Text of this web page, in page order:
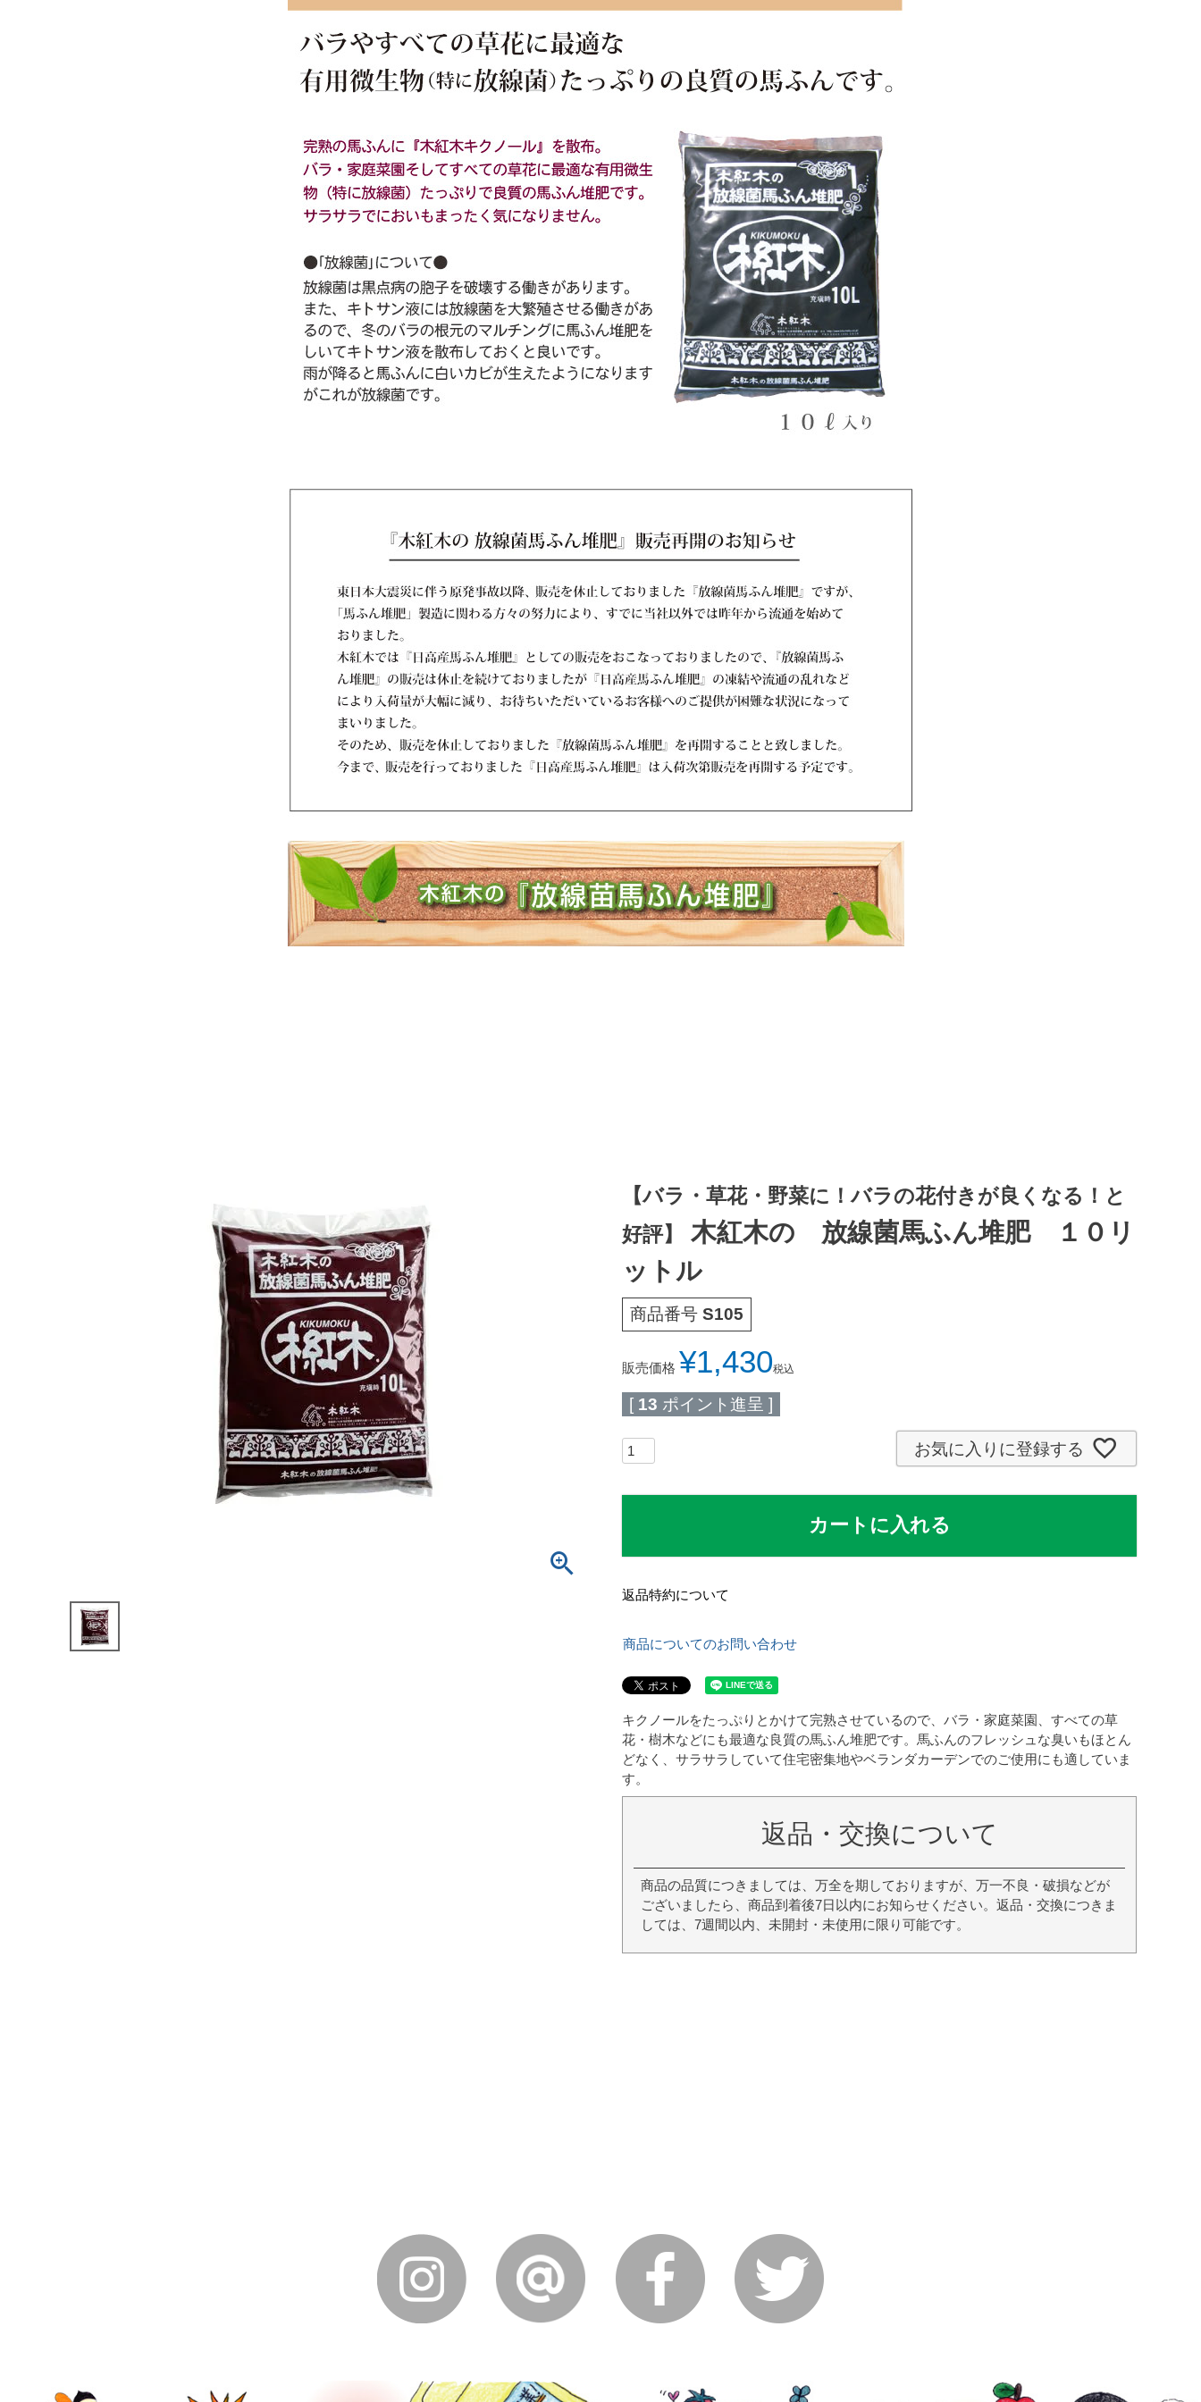
【バラ・草花・野菜に！バラの花付きが良くなる！と
好評】
木紅木の 放線菌馬ふん堆肥 １０リ
ットル
商品番号 S105
販売価格 ¥1,430税込
[ 13 ポイント進呈 ]
お気に入りに登録する
カートに入れる
返品特約について
商品についてのお問い合わせ
キクノールをたっぷりとかけて完熟させているので、バラ・家庭菜園、すべての草
花・樹木などにも最適な良質の馬ふん堆肥です。馬ふんのフレッシュな臭いもほとん
どなく、サラサラしていて住宅密集地やベランダカーデンでのご使用にも適していま
す。
返品・交換について
商品の品質につきましては、万全を期しておりますが、万一不良・破損などが
ございましたら、商品到着後7日以内にお知らせください。返品・交換につきま
しては、7週間以内、未開封・未使用に限り可能です。